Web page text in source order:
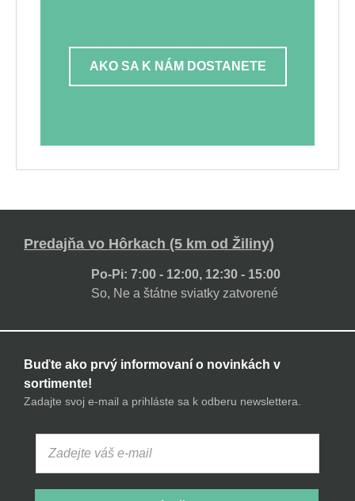
AKO SA K NÁM DOSTANETE
Predajňa vo Hôrkach (5 km od Žiliny)
Po-Pi: 7:00 - 12:00, 12:30 - 15:00
So, Ne a štátne sviatky zatvorené
Buďte ako prvý informovaní o novinkách v
sortimente!
Zadajte svoj e-mail a prihláste sa k odberu newslettera.